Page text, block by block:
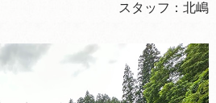
スタッフ：北嶋